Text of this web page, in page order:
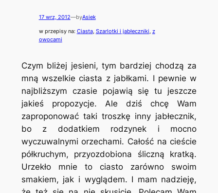
17 wrz, 2012—byAsiek
w przepisy na: Ciasta, Szarlotki i jabłeczniki z
owocami
Czym bliżej jesieni, tym bardziej chodzą za
mną wszelkie ciasta z jabłkami. I pewnie w
najbliższym czasie pojawią się tu jeszcze
jakieś propozycje. Ale dziś chcę Wam
zaproponować taki troszkę inny jabłecznik,
bo z dodatkiem rodzynek i mocno
wyczuwalnymi orzechami. Całość na cieście
półkruchym, przyozdobiona śliczną kratką.
Urzekło mnie to ciasto zarówno swoim
smakiem, jak i wyglądem. I mam nadzieję,